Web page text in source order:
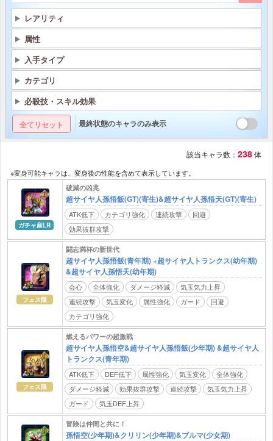
レアリティ
属性
入手タイプ
カテゴリ
必殺技・スキル効果
全てリセット 最終状態のキャラのみ表示
該当キャラ数： 238体
※変身可能キャラは、変身後の性能を含めて表示しています。
ガチャ産LR
破滅の凶兆
超サイヤ人孫悟飯(GT)(寄生)&超サイヤ人孫悟天(GT)(寄生)
ATK低下 カテゴリ強化 連続攻撃
回避
効果抜群攻撃
フェス限
闘志満杯の新世代
超サイヤ人孫悟飯(青年期) +超サイヤ人トランクス(幼年期)
&超サイヤ人孫悟天(幼年期)
会心 全体強化 ダメージ軽減
気玉気力上昇
連続攻撃
気玉変化 属性強化 ガード
回避
カテゴリ強化
フェス限
燃えるパワーの超激戦
超サイヤ人孫悟空&超サイヤ人孫悟飯(少年期) &超サイヤ人
トランクス(青年期)
ATK低下 DEF低下 属性強化 気玉変化
全体強化
ダメージ軽減
効果抜群攻撃 連続攻撃
気玉気力上昇
ガード
気玉DEF上昇
冒険は仲間と共に！
孫悟空(少年期)&クリリン(少年期)&ブルマ(少女期)